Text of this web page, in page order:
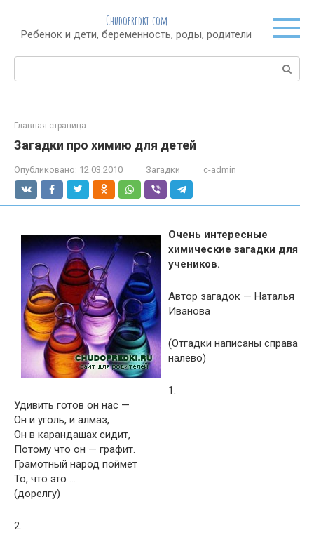
контенту
Chudopredki.com
Ребенок и дети, беременность, роды, родители
Поиск:
Главная страница
Загадки про химию для детей
Опубликовано: 12.03.2010 Загадки c-admin
Очень интересные
химические загадки для
учеников.
Автор загадок — Наталья
Иванова
(Отгадки написаны справа
налево)
1.
Удивить готов он нас —
Он и уголь, и алмаз,
Он в карандашах сидит,
Потому что он — графит.
Грамотный народ поймет
То, что это …
(дорелгу)
2.